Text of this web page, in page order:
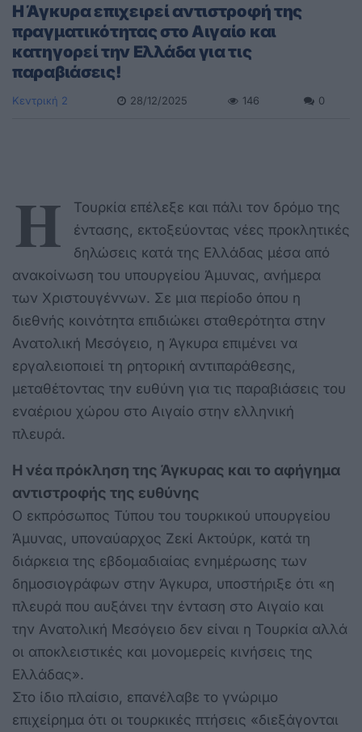
Η Άγκυρα επιχειρεί αντιστροφή της
πραγματικότητας στο Αιγαίο και
κατηγορεί την Ελλάδα για τις
παραβιάσεις!
Κεντρική 2 28/12/2025 146 0
Η
Τουρκία επέλεξε και πάλι τον δρόμο της
έντασης, εκτοξεύοντας νέες προκλητικές
δηλώσεις κατά της Ελλάδας μέσα από
ανακοίνωση του υπουργείου Άμυνας, ανήμερα
των Χριστουγέννων. Σε μια περίοδο όπου η
διεθνής κοινότητα επιδιώκει σταθερότητα στην
Ανατολική Μεσόγειο, η Άγκυρα επιμένει να
εργαλειοποιεί τη ρητορική αντιπαράθεσης,
μεταθέτοντας την ευθύνη για τις παραβιάσεις του
εναέριου χώρου στο Αιγαίο στην ελληνική
πλευρά.
Η νέα πρόκληση της Άγκυρας και το αφήγημα
αντιστροφής της ευθύνης
Ο εκπρόσωπος Τύπου του τουρκικού υπουργείου
Άμυνας, υποναύαρχος Ζεκί Ακτούρκ, κατά τη
διάρκεια της εβδομαδιαίας ενημέρωσης των
δημοσιογράφων στην Άγκυρα, υποστήριξε ότι «η
πλευρά που αυξάνει την ένταση στο Αιγαίο και
την Ανατολική Μεσόγειο δεν είναι η Τουρκία αλλά
οι αποκλειστικές και μονομερείς κινήσεις της
Ελλάδας».
Στο ίδιο πλαίσιο, επανέλαβε το γνώριμο
επιχείρημα ότι οι τουρκικές πτήσεις «διεξάγονται